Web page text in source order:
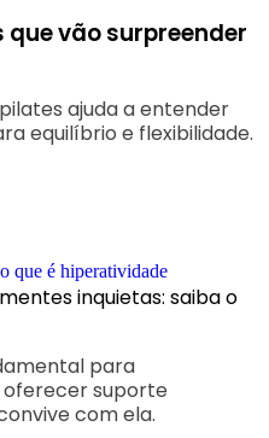
que vão surpreender
ajuda a entender
equilíbrio e flexibilidade.
inquietas: saiba o
para
suporte
com ela.